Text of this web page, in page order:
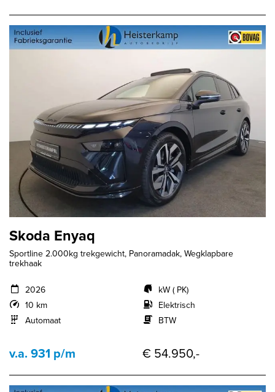
Skoda Enyaq
Sportline 2.000kg trekgewicht, Panoramadak, Wegklapbare
trekhaak
2026
10 km
Automaat
kW ( PK)
Elektrisch
BTW
v.a. 931 p/m € 54.950,-